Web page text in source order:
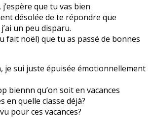
j’espère que tu vas bien
désolée de te répondre que
un peu disparu.
fait noël) que tu as passé de bonnes
je sui juste épuisée émotionnellement
biennn qu’on soit en vacances
en quelle classe déjà?
pour ces vacances?